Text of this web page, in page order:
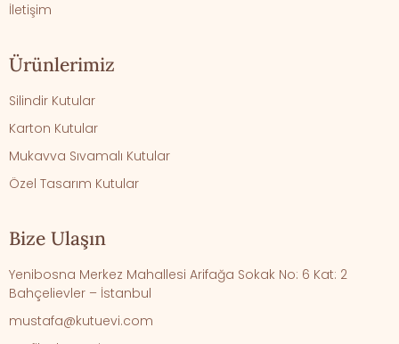
İletişim
Ürünlerimiz
Silindir Kutular
Karton Kutular
Mukavva Sıvamalı Kutular
Özel Tasarım Kutular
Bize Ulaşın
Yenibosna Merkez Mahallesi Arifağa Sokak No: 6 Kat: 2
Bahçelievler – İstanbul
mustafa@kutuevi.com